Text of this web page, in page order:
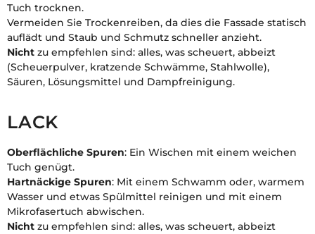
Tuch trocknen.
Vermeiden Sie Trockenreiben, da dies die Fassade statisch
auflädt und Staub und Schmutz schneller anzieht.
Nicht zu empfehlen sind: alles, was scheuert, abbeizt
(Scheuerpulver, kratzende Schwämme, Stahlwolle),
Säuren, Lösungsmittel und Dampfreinigung.
LACK
Oberflächliche Spuren: Ein Wischen mit einem weichen
Tuch genügt.
Hartnäckige Spuren: Mit einem Schwamm oder, warmem
Wasser und etwas Spülmittel reinigen und mit einem
Mikrofasertuch abwischen.
Nicht zu empfehlen sind: alles, was scheuert, abbeizt